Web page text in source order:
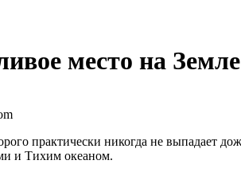
место на Земле
практически никогда не выпадает
и Тихим океаном.